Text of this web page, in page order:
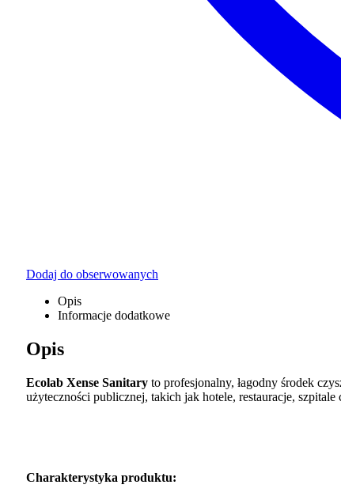
Dodaj do obserwowanych
Opis
Informacje dodatkowe
Opis
Ecolab Xense Sanitary to profesjonalny, łagodny środek
użyteczności publicznej, takich jak hotele, restauracje, szpitale
Charakterystyka produktu: